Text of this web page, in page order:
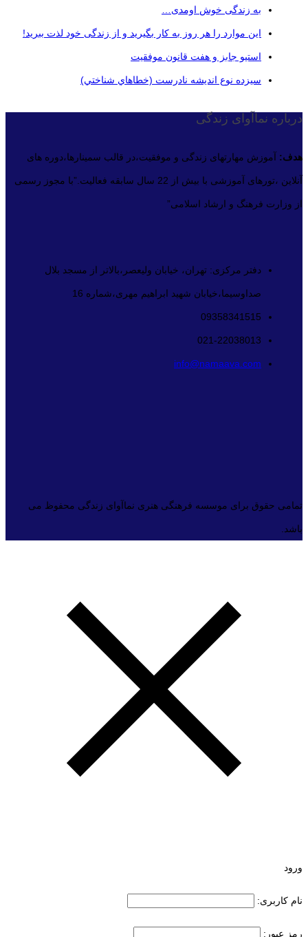
به زندگی خوش اومدی…
این موارد را هر روز به کار بگیرید و از زندگی خود لذت ببرید!
استیو جابز و هفت قانون موفقیت
سيزده نوع انديشه نادرست (خطاهاي شناختي)
درباره نماآوای زندگی
هدف: آموزش مهارتهای زندگی و موفقیت،در قالب سمینارها،دوره های
آنلاین ،تورهای آموزشی با بیش از 22 سال سابقه فعالیت.”با مجوز رسمی
از وزارت فرهنگ و ارشاد اسلامی”
دفتر مرکزی: تهران، خیابان ولیعصر،بالاتر از مسجد بلال
صداوسیما،خیابان شهید ابراهیم مهری،شماره 16
09358341515
021-22038013
info@namaava.com
تمامی حقوق برای موسسه فرهنگی هنری نماآوای زندگی محفوظ می
باشد.
ورود
نام کاربری:
رمز عبور: